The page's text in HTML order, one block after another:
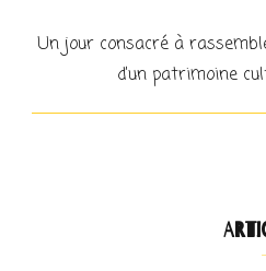
Un jour consacré à
d’un patrimoine